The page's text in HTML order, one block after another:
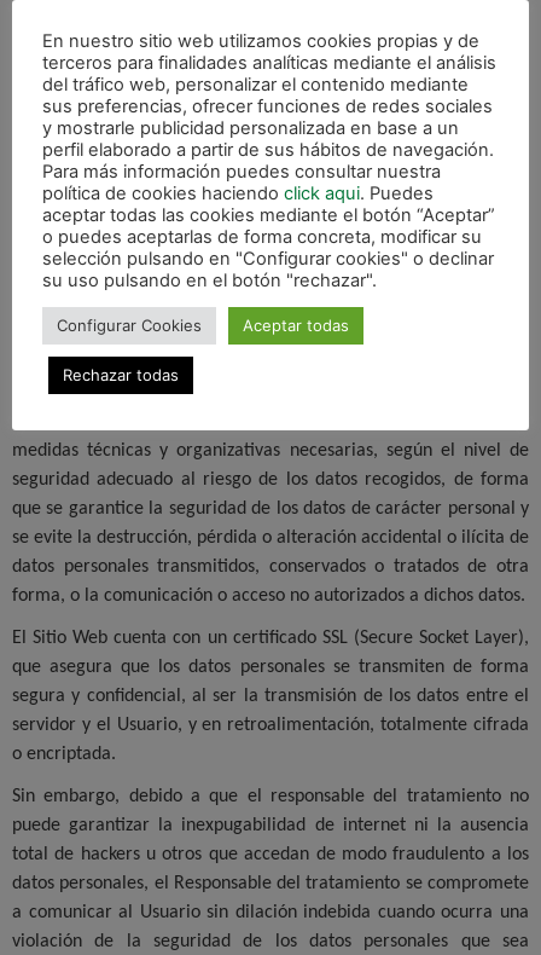
tratamiento, necesarias para la prestación de nuestros servicios.
Datos personales de menores de edad
Respetando lo establecido en los artículos 8 del RGPD y 7 de la
Ley Orgánica 3/2018, de 5 de diciembre, de Protección de Datos
Personales y garantía de los derechos digitales, solo los mayores
de 14 años podrán otorgar su consentimiento para el tratamiento
de sus datos personales de forma lícita. Si se trata de un menor
de 14 años, será necesario el consentimiento de los padres o
tutores para el tratamiento, y este solo se considerará lícito en la
medida en la que los mismos lo hayan autorizado.
Secreto y seguridad de los datos personales
medidas técnicas y organizativas necesarias, según el nivel de
seguridad adecuado al riesgo de los datos recogidos, de forma
que se garantice la seguridad de los datos de carácter personal y
se evite la destrucción, pérdida o alteración accidental o ilícita de
datos personales transmitidos, conservados o tratados de otra
forma, o la comunicación o acceso no autorizados a dichos datos.
El Sitio Web cuenta con un certificado SSL (Secure Socket Layer),
que asegura que los datos personales se transmiten de forma
segura y confidencial, al ser la transmisión de los datos entre el
servidor y el Usuario, y en retroalimentación, totalmente cifrada
o encriptada.
Sin embargo, debido a que el responsable del tratamiento no
puede garantizar la inexpugabilidad de internet ni la ausencia
total de hackers u otros que accedan de modo fraudulento a los
datos personales, el Responsable del tratamiento se compromete
a comunicar al Usuario sin dilación indebida cuando ocurra una
violación de la seguridad de los datos personales que sea
En nuestro sitio web utilizamos cookies propias y de
terceros para finalidades analíticas mediante el análisis
del tráfico web, personalizar el contenido mediante
sus preferencias, ofrecer funciones de redes sociales
y mostrarle publicidad personalizada en base a un
perfil elaborado a partir de sus hábitos de navegación.
Para más información puedes consultar nuestra
política de cookies haciendo click aqui. Puedes
aceptar todas las cookies mediante el botón “Aceptar”
o puedes aceptarlas de forma concreta, modificar su
selección pulsando en "Configurar cookies" o declinar
su uso pulsando en el botón "rechazar".
Configurar Cookies Aceptar todas
Rechazar todas